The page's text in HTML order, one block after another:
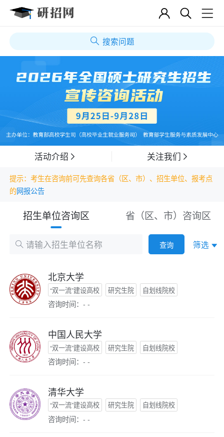
搜索问题
活动介绍 关注我们
提示：考生在咨询前可先查询各省（区、市）、招生单位、报考点
的网报公告
招生单位咨询区 省（区、市）咨询区
查询 筛选
北京大学
“双一流”建设高校 研究生院 自划线院校
咨询时间：- -
中国人民大学
“双一流”建设高校 研究生院 自划线院校
咨询时间：- -
清华大学
“双一流”建设高校 研究生院 自划线院校
咨询时间：- -